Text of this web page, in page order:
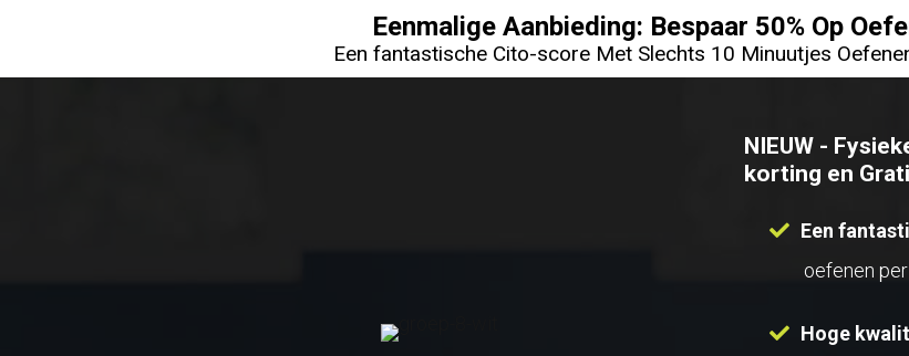
Eenmalige Aanbieding: Bespaar 50% Op
Een fantastische Cito-score Met Slechts 10 Minuutjes
NIEUW -
korting en
Een
oefenen
Hoge